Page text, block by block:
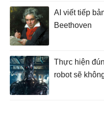
AI viết tiếp
Beethoven
Thực hiện
robot sẽ